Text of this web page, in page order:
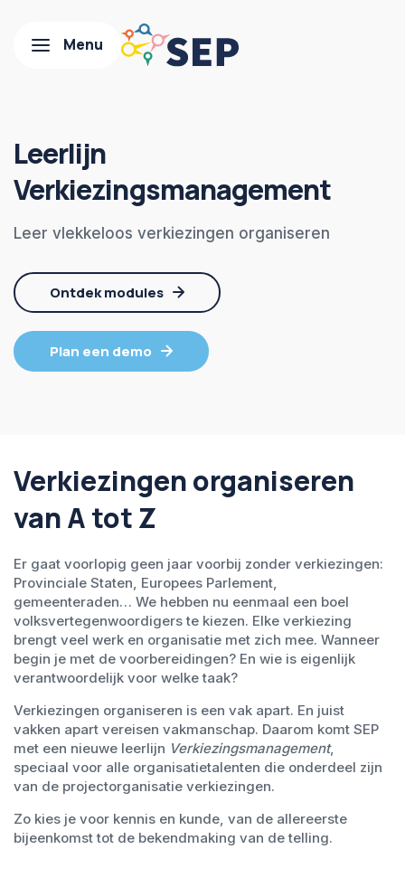
Leerlijn
Verkiezingsmanagement
Leer vlekkeloos verkiezingen organiseren
Ontdek modules
Plan een demo
Verkiezingen organiseren
van A tot Z
Er gaat voorlopig geen jaar voorbij zonder verkiezingen:
Provinciale Staten, Europees Parlement,
gemeenteraden… We hebben nu eenmaal een boel
volksvertegenwoordigers te kiezen. Elke verkiezing
brengt veel werk en organisatie met zich mee. Wanneer
begin je met de voorbereidingen? En wie is eigenlijk
verantwoordelijk voor welke taak?
Verkiezingen organiseren is een vak apart. En juist
vakken apart vereisen vakmanschap. Daarom komt SEP
met een nieuwe leerlijn Verkiezingsmanagement,
speciaal voor alle organisatietalenten die onderdeel zijn
van de projectorganisatie verkiezingen.
Zo kies je voor kennis en kunde, van de allereerste
bijeenkomst tot de bekendmaking van de telling.